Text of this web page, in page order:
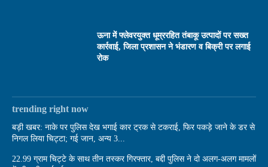
ऊना में फ्लेवरयुक्त धूम्ररहित तंबाकू उत्पादों पर सख्त
कार्रवाई, जिला प्रशासन ने भंडारण व बिक्री पर लगाई
रोक
trending right now
बड़ी खबर: नाके पर पुलिस देख भगाई कार ट्रक से टकराई, फिर पकड़े जाने के डर से
निगल लिया चिट्टा; गई जान, अन्य 3...
22.99 ग्राम चिट्टे के साथ तीन तस्कर गिरफ्तार, बद्दी पुलिस ने दो अलग-अलग मामलों